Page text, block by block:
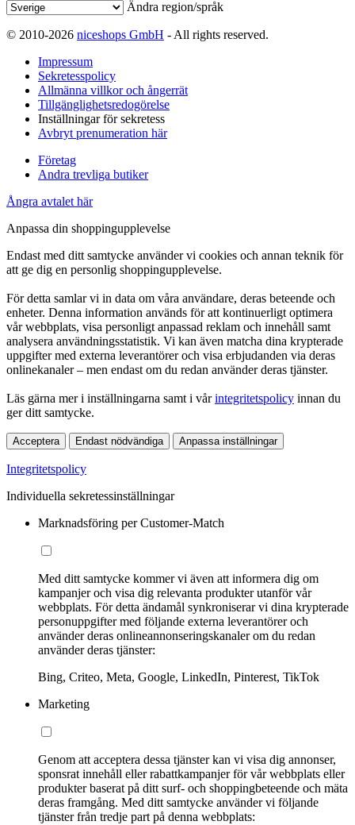
Ändra region/språk
© 2010-2026 niceshops GmbH - All rights reserved.
Impressum
Sekretesspolicy
Allmänna villkor och ångerrät
Tillgänglighetsredogörelse
Inställningar för sekretess
Avbryt prenumeration här
Företag
Andra trevliga butiker
Ångra avtalet här
Anpassa din shoppingupplevelse
Endast med ditt samtycke använder vi cookies och annan teknik för
att ge dig en personlig shoppingupplevelse.
För detta samlar vi in data om våra användare, deras beteende och
enheter. Denna information används för att kontinuerligt optimera
vår webbplats, visa personligt anpassad reklam och innehåll samt
analysera användningsstatistik. Vi kan även matcha dina krypterade
uppgifter med externa leverantörer och visa erbjudanden via deras
onlinekanaler – men endast om du redan använder deras tjänster.
Läs gärna mer i inställningarna samt i vårintegritetspolicy innan du
ger ditt samtycke.
Acceptera Endast nödvändiga Anpassa inställningar
Integritetspolicy
Individuella sekretessinställningar
Marknadsföring per Customer-Match
Med ditt samtycke kommer vi även att informera dig om
kampanjer och visa dig relevanta produkter utanför vår
webbplats. För detta ändamål synkroniserar vi dina krypterade
personuppgifter med följande externa leverantörer och
använder deras onlineannonseringskanaler om du redan
använder deras tjänster:
Bing, Criteo, Meta, Google, LinkedIn, Pinterest, TikTok
Marketing
Genom att acceptera dessa tjänster kan vi visa dig annonser,
sponsrat innehåll eller rabattkampanjer för vår webbplats eller
produkter baserat på ditt surf- och shoppingbeteende och mäta
deras framgång. Med ditt samtycke använder vi följande
tjänster från tredje part på denna webbplats: